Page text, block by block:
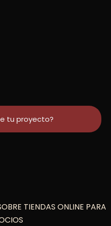
tu proyecto?
TIENDAS ONLINE PARA